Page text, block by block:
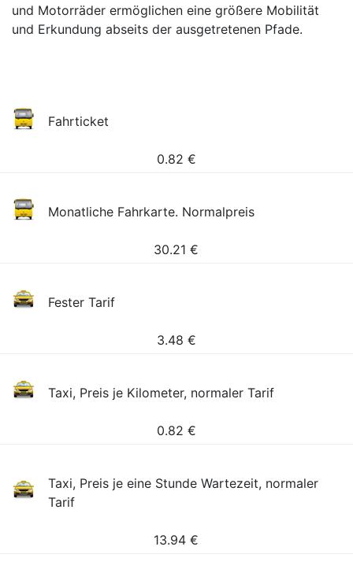
und Motorräder ermöglichen eine größere Mobilität
und Erkundung abseits der ausgetretenen Pfade.
Fahrticket
0.82 €
Monatliche Fahrkarte. Normalpreis
30.21 €
Fester Tarif
3.48 €
Taxi, Preis je Kilometer, normaler Tarif
0.82 €
Taxi, Preis je eine Stunde Wartezeit, normaler
Tarif
13.94 €